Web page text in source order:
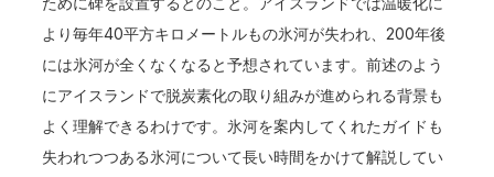
より毎年40平方キロメートルもの氷河が失われ、200年後
には氷河が全くなくなると予想されています。前述のよう
にアイスランドで脱炭素化の取り組みが進められる背景も
よく理解できるわけです。氷河を案内してくれたガイドも
失われつつある氷河について長い時間をかけて解説してい